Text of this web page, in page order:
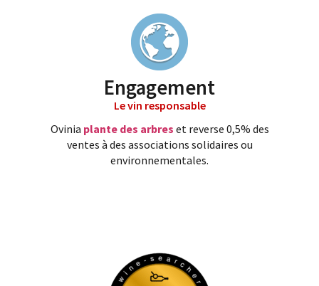
Engagement
Le vin responsable
Ovinia plante des arbres et reverse 0,5% des
ventes à des associations solidaires ou
environnementales.